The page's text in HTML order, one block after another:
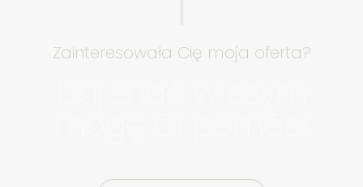
Zainteresowała Cię moja oferta?